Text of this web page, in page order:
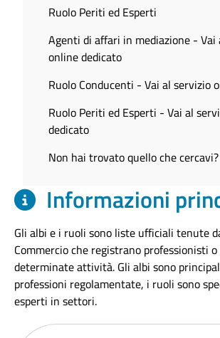
Ruolo Periti ed Esperti
Agenti di affari in mediazione - Vai
online dedicato
Ruolo Conducenti - Vai al servizio
Ruolo Periti ed Esperti - Vai al
dedicato
Non hai trovato quello che cercavi?
Informazioni
Gli albi e i ruoli sono liste ufficiali tenute
Commercio che registrano professionisti
determinate attività. Gli albi sono
professioni regolamentate, i ruoli sono
esperti in settori.